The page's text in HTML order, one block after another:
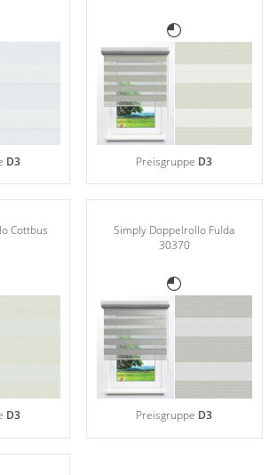
D3 Preisgruppe D3
Cottbus
D3
Simply Doppelrollo Fulda
30370
Preisgruppe D3